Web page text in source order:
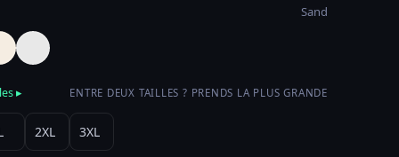
Sand
▸ ENTRE DEUX TAILLES ? PRENDS LA PLUS GRANDE
2XL 3XL